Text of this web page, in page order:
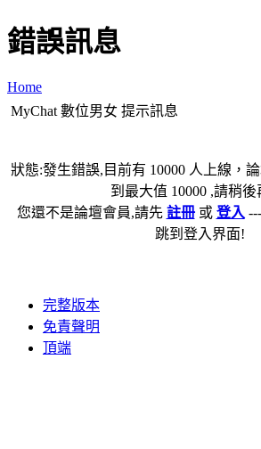
錯誤訊息
Home
MyChat 數位男女 提示訊息
狀態:發生錯誤,目前有 10000 人上線，
到最大值 10000 ,請稍後
您還不是論壇會員,請先 註冊或 登入
跳到登入界面!
完整版本
免責聲明
頂端